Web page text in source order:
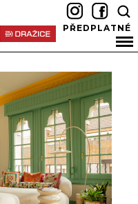
PŘEDPLATNÉ